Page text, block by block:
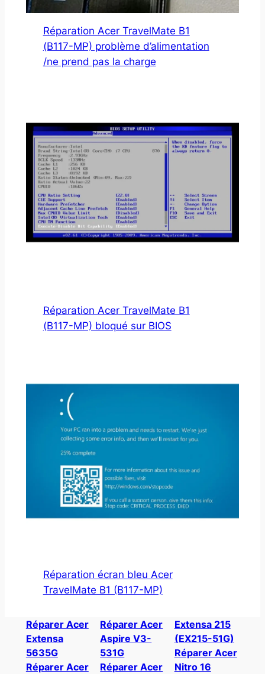
Réparation Acer TravelMate B1
(B117-MP) problème d’alimentation
/ne prend pas la charge
Réparation Acer TravelMate B1
(B117-MP) bloqué sur BIOS
Réparation écran bleu Acer
TravelMate B1 (B117-MP)
Réparer Acer
Extensa
5635G
Réparer Acer
Réparer Acer
Aspire V3-
531G
Réparer Acer
Extensa 215
(EX215-51G)
Réparer Acer
Nitro 16